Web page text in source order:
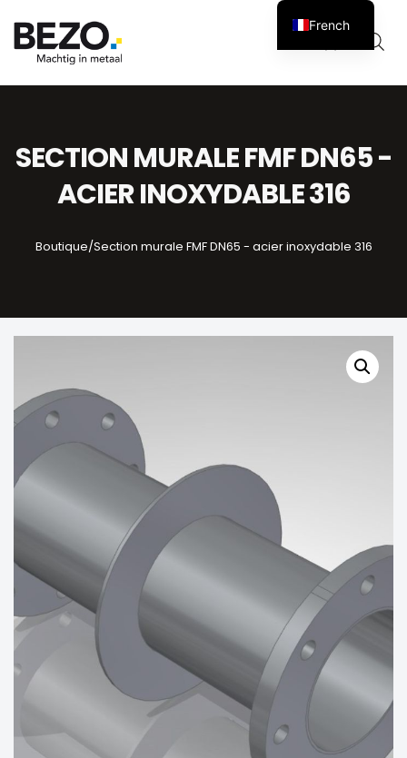
Panier
0
SECTION MURALE FMF DN65 -
ACIER INOXYDABLE 316
Boutique/Section murale FMF DN65 - acier inoxydable 316
French